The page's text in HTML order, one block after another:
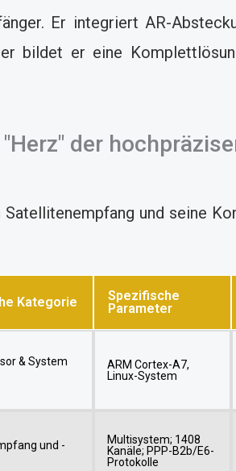
Er integriert AR-
bildet er eine
der
und seine
Kategorie
Spezifische
Parameter
& System
ARM Cortex-A7,
Linux-System
und -
Multisystem; 1408
Kanäle; PPP-B2b/E6-
Protokolle